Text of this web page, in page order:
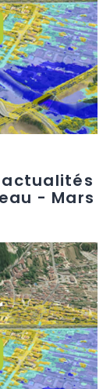
actualités
- Mars